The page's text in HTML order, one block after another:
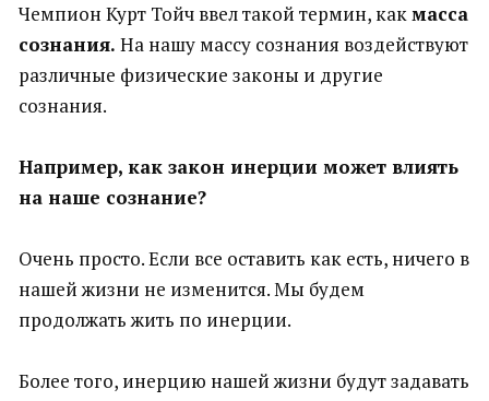
Чемпион Курт Тойч ввел такой термин, какмасса
сознания. На нашу массу сознания воздействуют
различные физические законы и другие
сознания.
Например, как закон инерции может влиять
на наше сознание?
Очень просто. Если все оставить как есть, ничего в
нашей жизни не изменится. Мы будем
продолжать жить по инерции.
Более того, инерцию нашей жизни будут задавать